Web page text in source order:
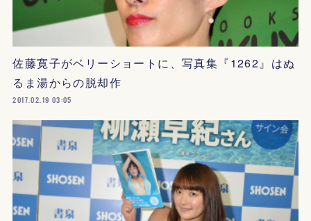
佐藤寛子がベリーショートに、写真集『1262』はぬ
るま湯からの脱却作
2017.02.19 03:05